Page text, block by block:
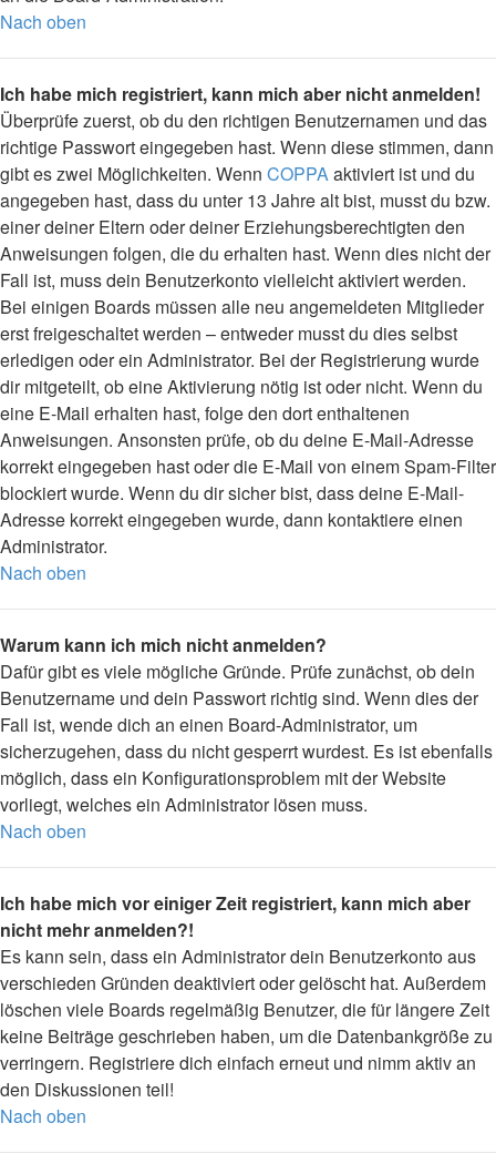
Nach oben
Ich habe mich registriert, kann mich aber nicht anmelden!
Überprüfe zuerst, ob du den richtigen Benutzernamen und das
richtige Passwort eingegeben hast. Wenn diese stimmen, dann
gibt es zwei Möglichkeiten. Wenn COPPAaktiviert ist und du
angegeben hast, dass du unter 13 Jahre alt bist, musst du bzw.
einer deiner Eltern oder deiner Erziehungsberechtigten den
Anweisungen folgen, die du erhalten hast. Wenn dies nicht der
Fall ist, muss dein Benutzerkonto vielleicht aktiviert werden.
Bei einigen Boards müssen alle neu angemeldeten Mitglieder
erst freigeschaltet werden – entweder musst du dies selbst
erledigen oder ein Administrator. Bei der Registrierung wurde
dir mitgeteilt, ob eine Aktivierung nötig ist oder nicht. Wenn du
eine E-Mail erhalten hast, folge den dort enthaltenen
Anweisungen. Ansonsten prüfe, ob du deine E-Mail-Adresse
korrekt eingegeben hast oder die E-Mail von einem Spam-Filter
blockiert wurde. Wenn du dir sicher bist, dass deine E-Mail-
Adresse korrekt eingegeben wurde, dann kontaktiere einen
Administrator.
Nach oben
Warum kann ich mich nicht anmelden?
Dafür gibt es viele mögliche Gründe. Prüfe zunächst, ob dein
Benutzername und dein Passwort richtig sind. Wenn dies der
Fall ist, wende dich an einen Board-Administrator, um
sicherzugehen, dass du nicht gesperrt wurdest. Es ist ebenfalls
möglich, dass ein Konfigurationsproblem mit der Website
vorliegt, welches ein Administrator lösen muss.
Nach oben
Ich habe mich vor einiger Zeit registriert, kann mich aber
nicht mehr anmelden?!
Es kann sein, dass ein Administrator dein Benutzerkonto aus
verschieden Gründen deaktiviert oder gelöscht hat. Außerdem
löschen viele Boards regelmäßig Benutzer, die für längere Zeit
keine Beiträge geschrieben haben, um die Datenbankgröße zu
verringern. Registriere dich einfach erneut und nimm aktiv an
den Diskussionen teil!
Nach oben